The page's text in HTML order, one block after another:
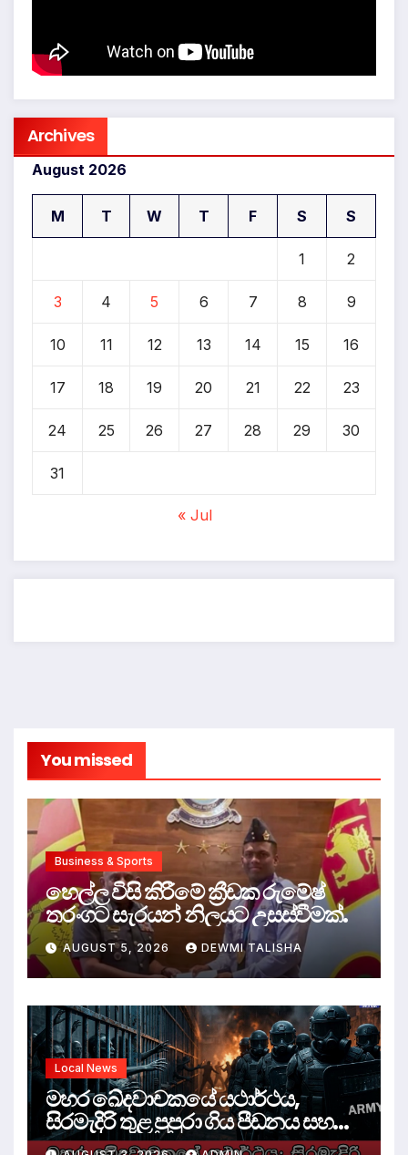
Archives
August 2026
M T W T F S S
1 2
3 4 5 6 7 8 9
10 11 12 13 14 15 16
17 18 19 20 21 22 23
24 25 26 27 28 29 30
31
« Jul
You missed
Business & Sports
හෙල්ල විසි කිරීමේ ක්‍රීඩක රුමේෂ්
තරංගට සැරයන් නිලයට උසස්වීමක්.
AUGUST 5, 2026 DEWMI TALISHA
Local News
මහර ඛේදවාචකයේ යථාර්ථය,
සිරමැදිරි තුළ පුපුරා ගිය පීඩනය සහ
පලිගැනීමේ දේශපාලනය